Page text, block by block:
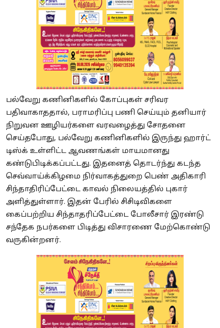
பல்வேறு கணினிகளில் கோப்புகள் சரிவர
பதிவாகாததால், பராமரிப்பு பணி செய்யும் தனியார்
நிறுவன ஊழியர்களை வரவழைத்து சோதனை
செய்தபோது, பல்வேறு கணினிகளில் இருந்து ஹார்ட்
டிஸ்க் உள்ளிட்ட ஆவணங்கள் மாயமானது
கண்டுபிடிக்கப்பட்டது. இதனைத் தொடர்ந்து கடந்த
செவ்வாய்க்கிழமை நிர்வாகத்துறை பெண் அதிகாரி
சிந்தாதிரிப்பேட்டை காவல் நிலையத்தில் புகார்
அளித்துள்ளார். இதன் பேரில் சிசிடிவிகளை
கைப்பற்றிய சிந்தாதரிப்பேட்டை போலீசார் இரண்டு
சந்தேக நபர்களை பிடித்து விசாரணை மேற்கொண்டு
வருகின்றனர்.